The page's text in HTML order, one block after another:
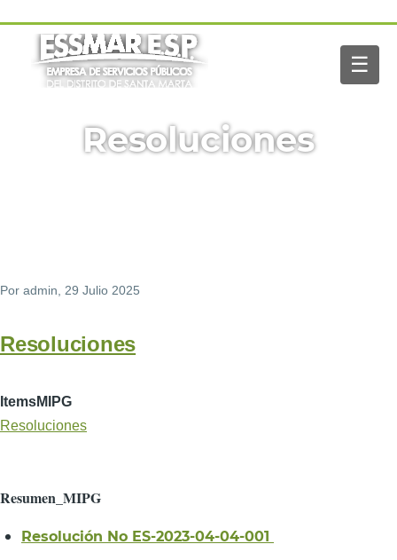
☰
Navegación
principal
Inicio
Nosotros
Paga tu factura
Resoluciones
Por admin, 29 Julio 2025
Resoluciones
ItemsMIPG
Resoluciones
Resumen_MIPG
Resolución No ES-2023-04-04-001